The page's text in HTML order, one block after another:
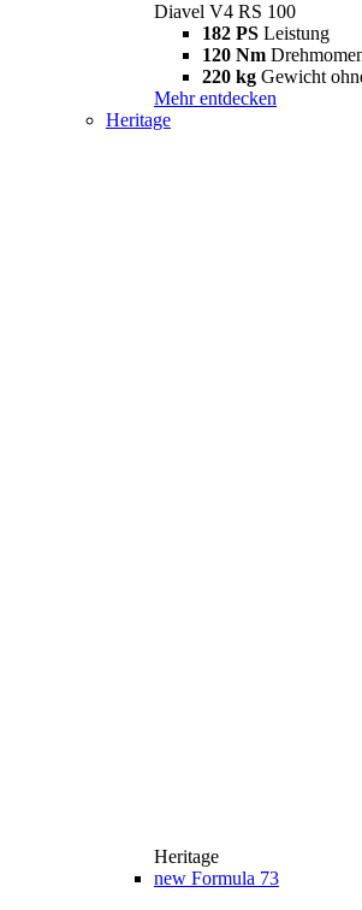
Diavel V4 RS 100
182 PS Leistung
120 Nm
220 kg Gewicht
Mehr entdecken
Heritage
Heritage
new Formula 73